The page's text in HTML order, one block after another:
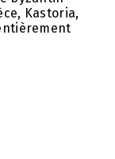
Kastoria,